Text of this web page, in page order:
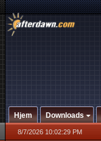
Hjem Downloads
8/7/2026 10:02:29 PM